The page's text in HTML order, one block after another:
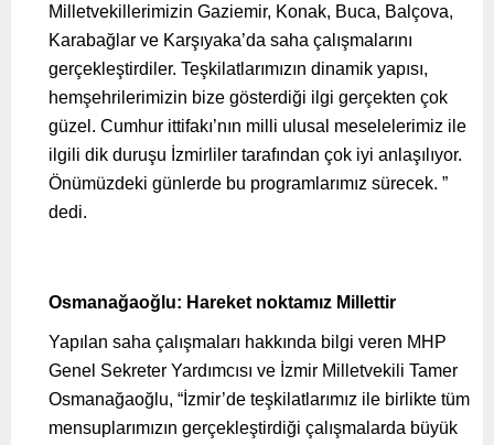
Milletvekillerimizin Gaziemir, Konak, Buca, Balçova,
Karabağlar ve Karşıyaka’da saha çalışmalarını
gerçekleştirdiler. Teşkilatlarımızın dinamik yapısı,
hemşehrilerimizin bize gösterdiği ilgi gerçekten çok
güzel. Cumhur ittifakı’nın milli ulusal meselelerimiz ile
ilgili dik duruşu İzmirliler tarafından çok iyi anlaşılıyor.
Önümüzdeki günlerde bu programlarımız sürecek. ”
dedi.
Osmanağaoğlu: Hareket noktamız Millettir
Yapılan saha çalışmaları hakkında bilgi veren MHP
Genel Sekreter Yardımcısı ve İzmir Milletvekili Tamer
Osmanağaoğlu, “İzmir’de teşkilatlarımız ile birlikte tüm
mensuplarımızın gerçekleştirdiği çalışmalarda büyük